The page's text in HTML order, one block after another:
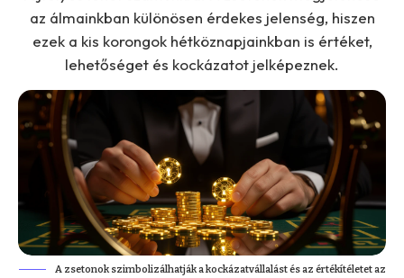
az álmainkban különösen érdekes jelenség, hiszen
ezek a kis korongok hétköznapjainkban is értéket,
lehetőséget és kockázatot jelképeznek.
A zsetonok szimbolizálhatják a kockázatvállalást és az értékítéletet az